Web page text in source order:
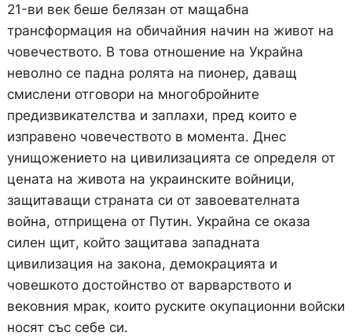
21-ви век беше белязан от мащабна
трансформация на обичайния начин на живот на
човечеството. В това отношение на Украйна
неволно се падна ролята на пионер, даващ
смислени отговори на многобройните
предизвикателства и заплахи, пред които е
изправено човечеството в момента. Днес
унищожението на цивилизацията се определя от
цената на живота на украинските войници,
защитаващи страната си от завоевателната
война, отприщена от Путин. Украйна се оказа
силен щит, който защитава западната
цивилизация на закона, демокрацията и
човешкото достойнство от варварството и
вековния мрак, които руските окупационни войски
носят със себе си.